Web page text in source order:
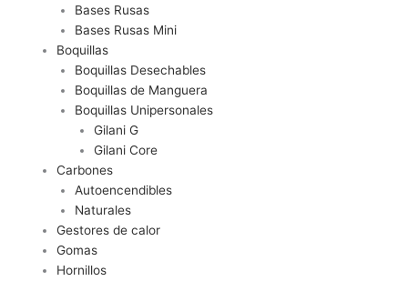
Bases Rusas
Bases Rusas Mini
Boquillas
Boquillas Desechables
Boquillas de Manguera
Boquillas Unipersonales
Gilani G
Gilani Core
Carbones
Autoencendibles
Naturales
Gestores de calor
Gomas
Hornillos